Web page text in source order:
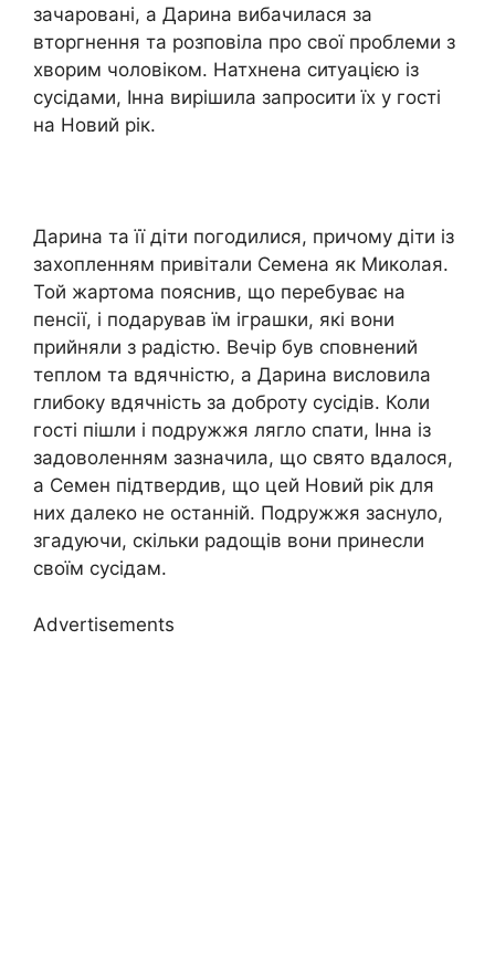
зачаровані, а Дарина вибачилася за
вторгнення та розповіла про свої проблеми з
хворим чоловіком. Натхнена ситуацією із
сусідами, Інна вирішила запросити їх у гості
на Новий рік.
Дарина та її діти погодилися, причому діти із
захопленням привітали Семена як Миколая.
Той жартома пояснив, що перебуває на
пенсії, і подарував їм іграшки, які вони
прийняли з радістю. Вечір був сповнений
теплом та вдячністю, а Дарина висловила
глибоку вдячність за доброту сусідів. Коли
гості пішли і подружжя лягло спати, Інна із
задоволенням зазначила, що свято вдалося,
а Семен підтвердив, що цей Новий рік для
них далеко не останній. Подружжя заснуло,
згадуючи, скільки радощів вони принесли
своїм сусідам.
Advertisements